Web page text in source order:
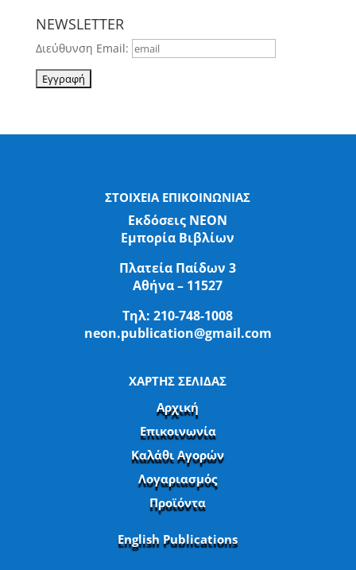
NEWSLETTER
Διεύθυνση Email:
ΣΤΟΙΧΕΙΑ ΕΠΙΚΟΙΝΩΝΙΑΣ
Εκδόσεις ΝΕΟΝ
Εμπορία Βιβλίων
Πλατεία Παίδων 3
Αθήνα – 11527
Τηλ:210-748-1008
neon.publication@gmail.com
ΧΑΡΤΗΣ ΣΕΛΙΔΑΣ
Αρχική
Επικοινωνία
Καλάθι Αγορών
Λογαριασμός
Προϊόντα
English Publications